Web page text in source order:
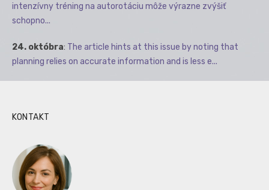
intenzívny tréning na autorotáciu môže výrazne zvýšiť
schopno...
24. októbra: The article hints at this issue by noting that
planning relies on accurate information and is less e...
KONTAKT